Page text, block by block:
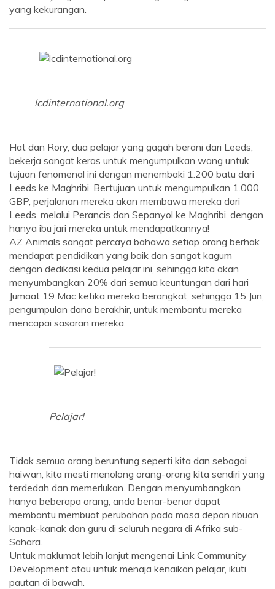
yang kekurangan.
lcdinternational.org
Hat dan Rory, dua pelajar yang gagah berani dari Leeds,
bekerja sangat keras untuk mengumpulkan wang untuk
tujuan fenomenal ini dengan menembaki 1.200 batu dari
Leeds ke Maghribi. Bertujuan untuk mengumpulkan 1.000
GBP, perjalanan mereka akan membawa mereka dari
Leeds, melalui Perancis dan Sepanyol ke Maghribi, dengan
hanya ibu jari mereka untuk mendapatkannya!
AZ Animals sangat percaya bahawa setiap orang berhak
mendapat pendidikan yang baik dan sangat kagum
dengan dedikasi kedua pelajar ini, sehingga kita akan
menyumbangkan 20% dari semua keuntungan dari hari
Jumaat 19 Mac ketika mereka berangkat, sehingga 15 Jun,
pengumpulan dana berakhir, untuk membantu mereka
mencapai sasaran mereka.
Pelajar!
Tidak semua orang beruntung seperti kita dan sebagai
haiwan, kita mesti menolong orang-orang kita sendiri yang
terdedah dan memerlukan. Dengan menyumbangkan
hanya beberapa orang, anda benar-benar dapat
membantu membuat perubahan pada masa depan ribuan
kanak-kanak dan guru di seluruh negara di Afrika sub-
Sahara.
Untuk maklumat lebih lanjut mengenai Link Community
Development atau untuk menaja kenaikan pelajar, ikuti
pautan di bawah.